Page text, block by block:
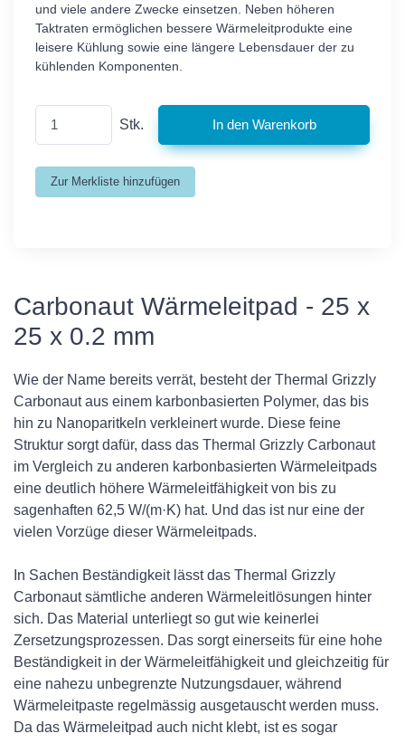
und viele andere Zwecke einsetzen. Neben höheren
Taktraten ermöglichen bessere Wärmeleitprodukte eine
leisere Kühlung sowie eine längere Lebensdauer der zu
kühlenden Komponenten.
Stk.
Carbonaut Wärmeleitpad - 25 x
25 x 0.2 mm
Wie der Name bereits verrät, besteht der Thermal Grizzly
Carbonaut aus einem karbonbasierten Polymer, das bis
hin zu Nanoparitkeln verkleinert wurde. Diese feine
Struktur sorgt dafür, dass das Thermal Grizzly Carbonaut
im Vergleich zu anderen karbonbasierten Wärmeleitpads
eine deutlich höhere Wärmeleitfähigkeit von bis zu
sagenhaften 62,5 W/(m·K) hat. Und das ist nur eine der
vielen Vorzüge dieser Wärmeleitpads.
In Sachen Beständigkeit lässt das Thermal Grizzly
Carbonaut sämtliche anderen Wärmeleitlösungen hinter
sich. Das Material unterliegt so gut wie keinerlei
Zersetzungsprozessen. Das sorgt einerseits für eine hohe
Beständigkeit in der Wärmeleitfähigkeit und gleichzeitig für
eine nahezu unbegrenzte Nutzungsdauer, während
Wärmeleitpaste regelmässig ausgetauscht werden muss.
Da das Wärmeleitpad auch nicht klebt, ist es sogar